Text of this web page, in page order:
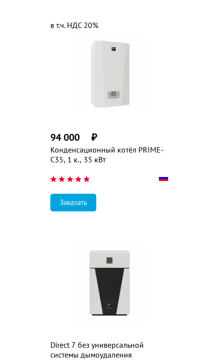
Конденсационный котёл PRIME-
С35, 1 к., 35 кВт
94 000 ₽
в т.ч. НДС 20%
Заказать
Direct 7 без универсальной
системы дымоудаления